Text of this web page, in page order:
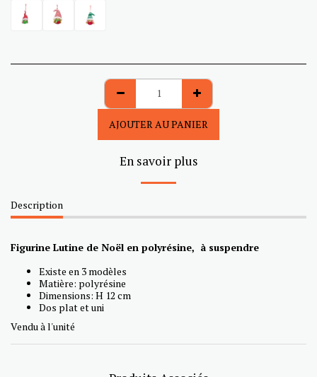
AJOUTER AU PANIER
En savoir plus
Description
Figurine Lutine de Noël en polyrésine, à suspendre
Existe en 3 modèles
Matière: polyrésine
Dimensions: H 12 cm
Dos plat et uni
Vendu à l'unité